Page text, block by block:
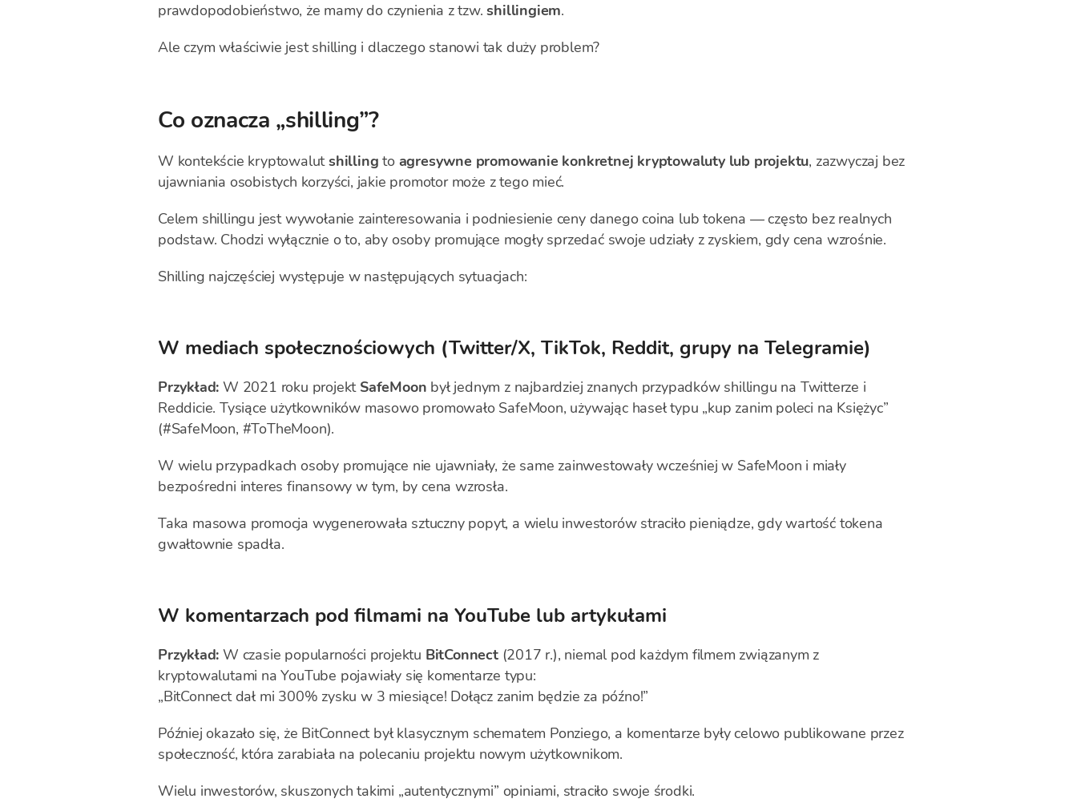
prawdopodobieństwo, że mamy do czynienia z tzw.shillingiem.
Ale czym właściwie jest shilling i dlaczego stanowi tak duży problem?
Co oznacza „shilling”?
W kontekście kryptowalutshilling to agresywne promowanie konkretnej kryptowaluty lub projektu, zazwyczaj bez
ujawniania osobistych korzyści, jakie promotor może z tego mieć.
Celem shillingu jest wywołanie zainteresowania i podniesienie ceny danego coina lub tokena — często bez realnych
podstaw. Chodzi wyłącznie o to, aby osoby promujące mogły sprzedać swoje udziały z zyskiem, gdy cena wzrośnie.
Shilling najczęściej występuje w następujących sytuacjach:
W mediach społecznościowych (Twitter/X, TikTok, Reddit, grupy na Telegramie)
Przykład: W 2021 roku projekt SafeMoon był jednym z najbardziej znanych przypadków shillingu na Twitterze i
Reddicie. Tysiące użytkowników masowo promowało SafeMoon, używając haseł typu „kup zanim poleci na Księżyc”
(#SafeMoon, #ToTheMoon).
W wielu przypadkach osoby promujące nie ujawniały, że same zainwestowały wcześniej w SafeMoon i miały
bezpośredni interes finansowy w tym, by cena wzrosła.
Taka masowa promocja wygenerowała sztuczny popyt, a wielu inwestorów straciło pieniądze, gdy wartość tokena
gwałtownie spadła.
W komentarzach pod filmami na YouTube lub artykułami
Przykład: W czasie popularności projektu BitConnect(2017 r.), niemal pod każdym filmem związanym z
kryptowalutami na YouTube pojawiały się komentarze typu:
„BitConnect dał mi 300% zysku w 3 miesiące! Dołącz zanim będzie za późno!”
Później okazało się, że BitConnect był klasycznym schematem Ponziego, a komentarze były celowo publikowane przez
społeczność, która zarabiała na polecaniu projektu nowym użytkownikom.
Wielu inwestorów, skuszonych takimi „autentycznymi” opiniami, straciło swoje środki.